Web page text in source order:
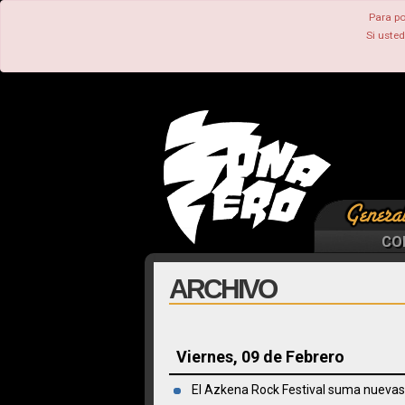
Para
Si
ARCHIVO
Viernes, 09 de Febrero
El Azkena Rock Festival suma